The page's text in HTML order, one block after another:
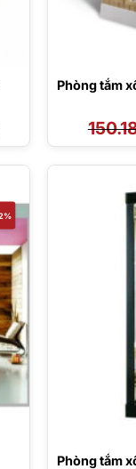
₫.
Phòng tắm
Phòng tắm